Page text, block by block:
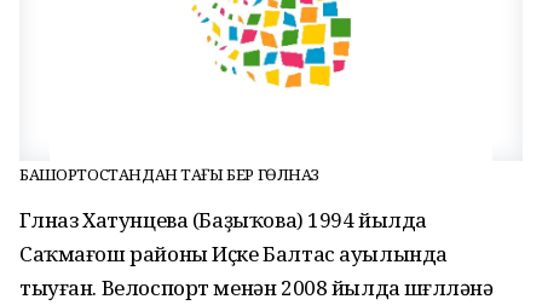
БАШҠОРТОСТАНДАН ТАҒЫ БЕР ГӨЛНАЗ
Гөлназ Хатунцева (Баҙыҡова) 1994 йылда
Саҡмағош районы Иҫке Балтас ауылында
тыуған. Велоспорт менән 2008 йылда шөғөлләнә